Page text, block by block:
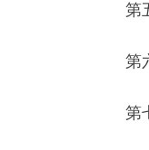
第五
第六
第七